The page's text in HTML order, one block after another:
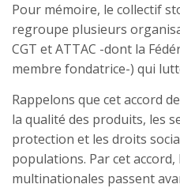
Pour mémoire, le collectif
regroupe plusieurs
CGT et ATTAC -dont la
membre fondatrice-) qui
Rappelons que cet accord
la qualité des produits, les
protection et les droits
populations. Par cet
multinationales passent